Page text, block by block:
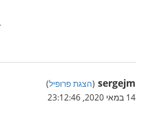
sergejm
(הצגת פרופיל)
14 במאי 2020, 23:12:46